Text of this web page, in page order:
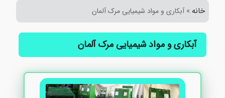
خانه»آبکاری و مواد شیمیایی مرک آلمان
آبکاری و مواد شیمیایی مرک آلمان